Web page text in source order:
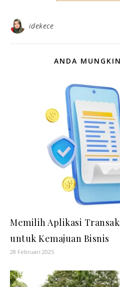
idekece
ANDA
Memilih Aplikasi
untuk Kemajuan Bisnis
28 Februari 2025